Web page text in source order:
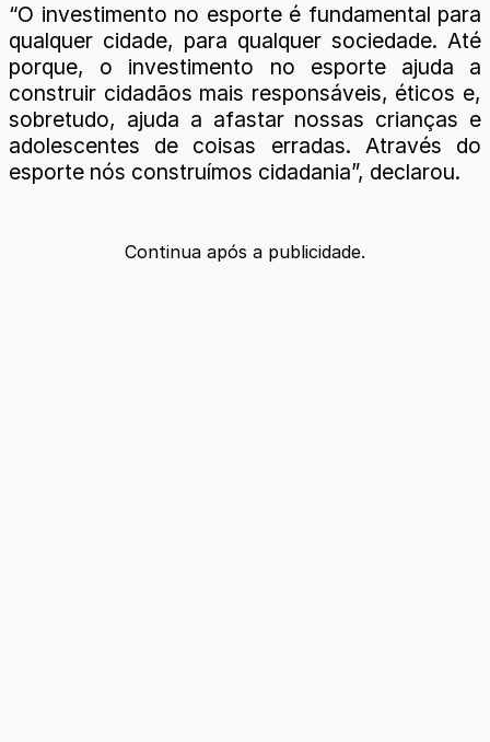
“O investimento no esporte é fundamental para
qualquer cidade, para qualquer sociedade. Até
porque, o investimento no esporte ajuda a
construir cidadãos mais responsáveis, éticos e,
sobretudo, ajuda a afastar nossas crianças e
adolescentes de coisas erradas. Através do
esporte nós construímos cidadania”, declarou.
Continua após a publicidade.